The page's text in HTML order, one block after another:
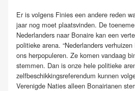
Er is volgens Finies een andere reden
jaar nog moet plaatsvinden. De
Nederlanders naar Bonaire kan een
politieke arena. “Nederlanders
ons herpopuleren. Ze komen vandaag
stemmen. Dan is onze hele politieke
zelfbeschikkingsreferendum kunnen
Verenigde Naties alleen Bonairianen